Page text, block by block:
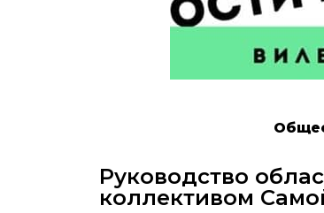
Руководство
коллективом